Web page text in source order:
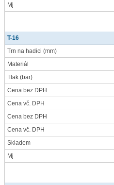
Mj
T-16
Trn na hadici (mm)
Materiál
Tlak (bar)
Cena bez DPH
Cena vč. DPH
Cena bez DPH
Cena vč. DPH
Skladem
Mj